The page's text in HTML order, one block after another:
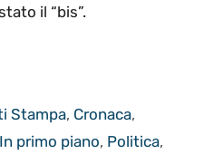
il “bis”.
Stampa, Cronaca,
In primo piano, Politica,